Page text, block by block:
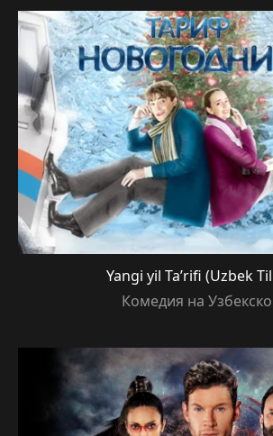
Yangi yil Ta’rifi (Uzbek
Комедия на